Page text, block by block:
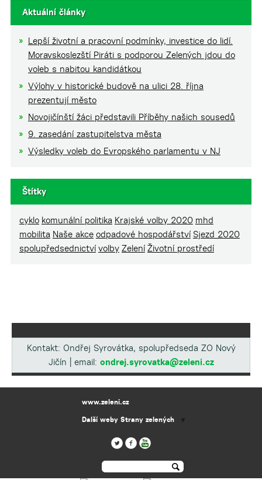
Aktuální články
Lepší životní a pracovní podmínky, investice do lidí.
Moravskoslezští Piráti s podporou Zelených jdou do
voleb s nabitou kandidátkou
Výlohy v historické budově na ulici 28. října
prezentují město
Novojičínští žáci představili Příběhy našich sousedů
9. zasedání zastupitelstva města
Výsledky voleb do Evropského parlamentu v NJ
Štítky
cyklo komunální politika Krajské volby 2020 mhd
mobilita Naše akce odpadové hospodářství Sjezd 2020
spolupředsednictví volby Zelení Životní prostředí
Kontakt: Ondřej Syrovátka, spolupředseda ZO Nový
Jičín | email: ondrej.syrovatka@zeleni.cz
www.zeleni.cz
Další weby Strany zelených
▼